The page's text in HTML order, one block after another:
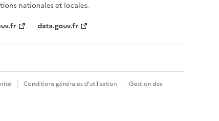
nationales et locales.
data.gouv.fr
Conditions générales d'utilisation
Gestion des